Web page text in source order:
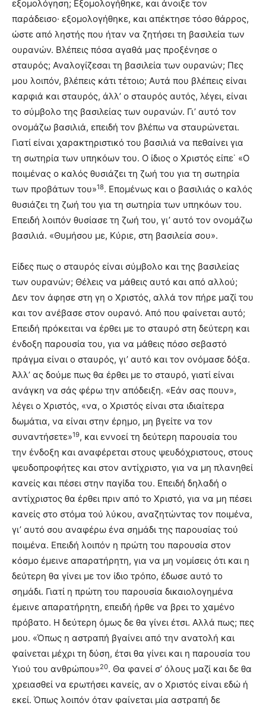
εξομολόγηση; Εξομολογήθηκε, και άνοιξε τον
παράδεισο· εξομολογήθηκε, και απέκτησε τόσο θάρρος,
ώστε από ληστής που ήταν να ζητήσει τη βασιλεία των
ουρανών. Βλέπεις πόσα αγαθά μας προξένησε ο
σταυρός; Αναλογίζεσαι τη βασιλεία των ουρανών; Πες
μου λοιπόν, βλέπεις κάτι τέτοιο; Αυτά που βλέπεις είναι
καρφιά και σταυρός, άλλ’ ο σταυρός αυτός, λέγει, είναι
το σύμβολο της βασιλείας των ουρανών. Γι’ αυτό τον
ονομάζω βασιλιά, επειδή τον βλέπω να σταυρώνεται.
Γιατί είναι χαρακτηριστικό του βασιλιά να πεθαίνει για
τη σωτηρία των υπηκόων του. Ο ίδιος ο Χριστός είπε˙ «Ο
ποιμένας ο καλός θυσιάζει τη ζωή του για τη σωτηρία
των προβάτων του»18. Επομένως και ο βασιλιάς ο καλός
θυσιάζει τη ζωή του για τη σωτηρία των υπηκόων του.
Επειδή λοιπόν θυσίασε τη ζωή του, γι’ αυτό τον ονομάζω
βασιλιά. «Θυμήσου με, Κύριε, στη βασιλεία σου».
Είδες πως ο σταυρός είναι σύμβολο και της βασιλείας
των ουρανών; Θέλεις να μάθεις αυτό και από αλλού;
Δεν τον άφησε στη γη ο Χριστός, αλλά τον πήρε μαζί του
και τον ανέβασε στον ουρανό. Από που φαίνεται αυτό;
Επειδή πρόκειται να έρθει με το σταυρό στη δεύτερη και
ένδοξη παρουσία του, για να μάθεις πόσο σεβαστό
πράγμα είναι ο σταυρός, γι’ αυτό και τον ονόμασε δόξα.
Άλλ’ ας δούμε πως θα έρθει με το σταυρό, γιατί είναι
ανάγκη να σάς φέρω την απόδειξη. «Εάν σας πουν»,
λέγει ο Χριστός, «να, ο Χριστός είναι στα ιδιαίτερα
δωμάτια, να είναι στην έρημο, μη βγείτε να τον
συναντήσετε»19, και εννοεί τη δεύτερη παρουσία του
την ένδοξη και αναφέρεται στους ψευδόχριστους, στους
ψευδοπροφήτες και στον αντίχριστο, για να μη πλανηθεί
κανείς και πέσει στην παγίδα του. Επειδή δηλαδή ο
αντίχριστος θα έρθει πριν από το Χριστό, για να μη πέσει
κανείς στο στόμα τού λύκου, αναζητώντας τον ποιμένα,
γι’ αυτό σου αναφέρω ένα σημάδι της παρουσίας τού
ποιμένα. Επειδή λοιπόν η πρώτη του παρουσία στον
κόσμο έμεινε απαρατήρητη, για να μη νομίσεις ότι και η
δεύτερη θα γίνει με τον ίδιο τρόπο, έδωσε αυτό το
σημάδι. Γιατί η πρώτη του παρουσία δικαιολογημένα
έμεινε απαρατήρητη, επειδή ήρθε να βρει το χαμένο
πρόβατο. Η δεύτερη όμως δε θα γίνει έτσι. Αλλά πως; πες
μου. «Όπως η αστραπή βγαίνει από την ανατολή και
φαίνεται μέχρι τη δύση, έτσι θα γίνει και η παρουσία του
Υιού του ανθρώπου»20. Θα φανεί σ’ όλους μαζί και δε θα
χρειασθεί να ερωτήσει κανείς, αν ο Χριστός είναι εδώ ή
εκεί. Όπως λοιπόν όταν φαίνεται μία αστραπή δε